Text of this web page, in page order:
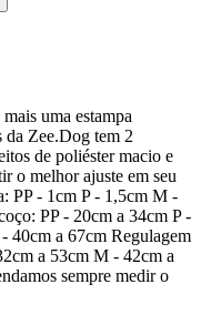
uma estampa
da Zee.Dog tem 2
de poliéster macio e
o melhor ajuste em seu
PP - 1cm P - 1,5cm M -
PP - 20cm a 34cm P -
40cm a 67cm Regulagem
a 53cm M - 42cm a
sempre medir o